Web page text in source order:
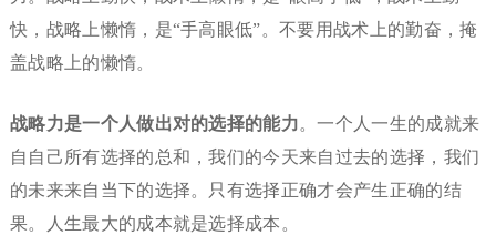
快，战略上懒惰，是“手高眼低”。不要用战术上的勤奋，掩
盖战略上的懒惰。
战略力是一个人做出对的选择的能力。一个人一生的成就来
自自己所有选择的总和，我们的今天来自过去的选择，我们
的未来来自当下的选择。只有选择正确才会产生正确的结
果。人生最大的成本就是选择成本。